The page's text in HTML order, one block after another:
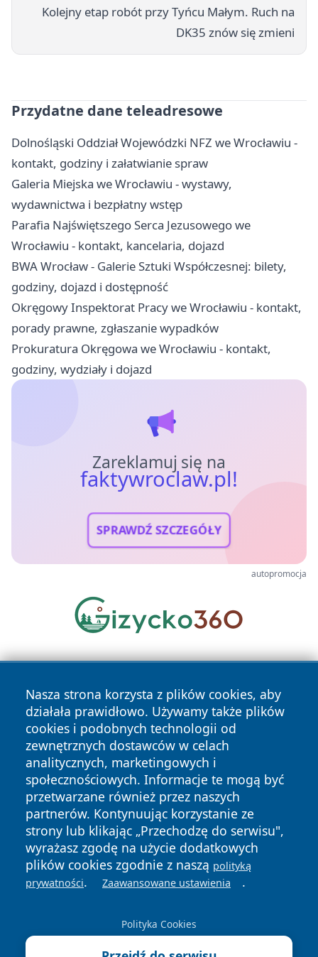
Kolejny etap robót przy Tyńcu Małym. Ruch na
DK35 znów się zmieni
Przydatne dane teleadresowe
Dolnośląski Oddział Wojewódzki NFZ we Wrocławiu -
kontakt, godziny i załatwianie spraw
Galeria Miejska we Wrocławiu - wystawy,
wydawnictwa i bezpłatny wstęp
Parafia Najświętszego Serca Jezusowego we
Wrocławiu - kontakt, kancelaria, dojazd
BWA Wrocław - Galerie Sztuki Współczesnej: bilety,
godziny, dojazd i dostępność
Okręgowy Inspektorat Pracy we Wrocławiu - kontakt,
porady prawne, zgłaszanie wypadków
Prokuratura Okręgowa we Wrocławiu - kontakt,
godziny, wydziały i dojazd
Zareklamuj się na
faktywroclaw.pl!
SPRAWDŹ SZCZEGÓŁY
autopromocja
Nasza strona korzysta z plików cookies, aby
działała prawidłowo. Używamy także plików
cookies i podobnych technologii od
zewnętrznych dostawców w celach
analitycznych, marketingowych i
społecznościowych. Informacje te mogą być
przetwarzane również przez naszych
partnerów. Kontynuując korzystanie ze
strony lub klikając „Przechodzę do serwisu",
wyrażasz zgodę na użycie dodatkowych
plików cookies zgodnie z naszą polityką
prywatności. Zaawansowane ustawienia .
Polityka Cookies
Copyright © 2026 faktywroclaw.pl Wszystkie prawa
zastrzeżone.
News Autorzy
Polityka
Prywatności
Polityka
Cookies